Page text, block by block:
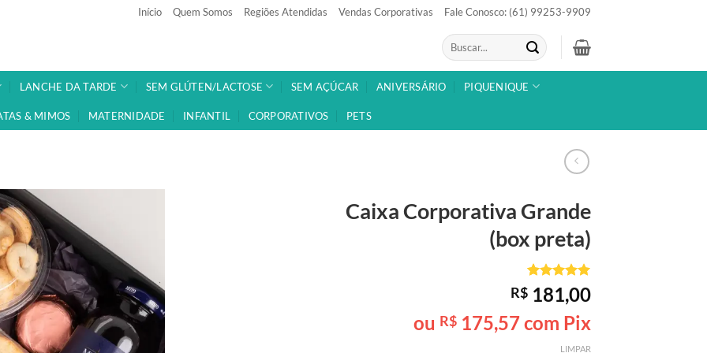
Início Quem Somos Regiões Atendidas Vendas Corporativas Fale Conosco: (61) 99253-9909
Pesquisar
por:
LANCHE DA TARDE SEM GLÚTEN/LACTOSE SEM AÇÚCAR ANIVERSÁRIO PIQUENIQUE
& MIMOS MATERNIDADE INFANTIL CORPORATIVOS PETS
Caixa CorporativaGrande
(box preta)
Avaliado
como5de
5, com
baseado em
1
R$ 181,00
ou R$ 175,57com Pix
LIMPAR